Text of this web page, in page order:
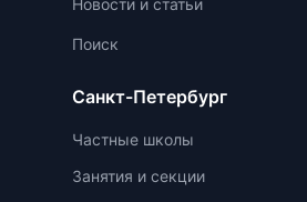
Новости и статьи
Поиск
Санкт-Петербург
Частные школы
Занятия и секции